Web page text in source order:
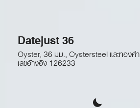
Datejust 36
Oyster, 36 มม., Oystersteel และทองคำ
เลขอ้างอิง126233